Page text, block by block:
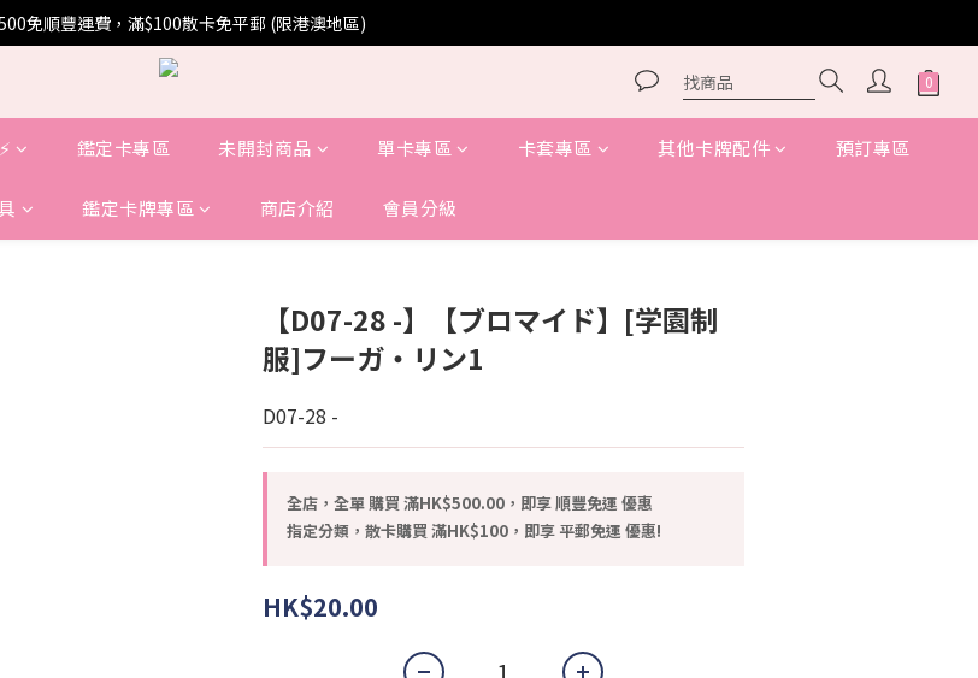
免順豐運費，滿$100散卡免平郵 (限港澳地區)
鑑定卡專區 未開封商品 單卡專區 卡套專區 其他卡牌配件 預訂專區
鑑定卡牌專區 商店介紹 會員分級
【D07-28 -】【ブロマイド】[学園制
服]フーガ・リン1
D07-28 -
全店，全單 購買 滿HK$500.00，即享 順豐免運 優惠
指定分類，散卡購買 滿HK$100，即享 平郵免運 優惠!
HK$20.00